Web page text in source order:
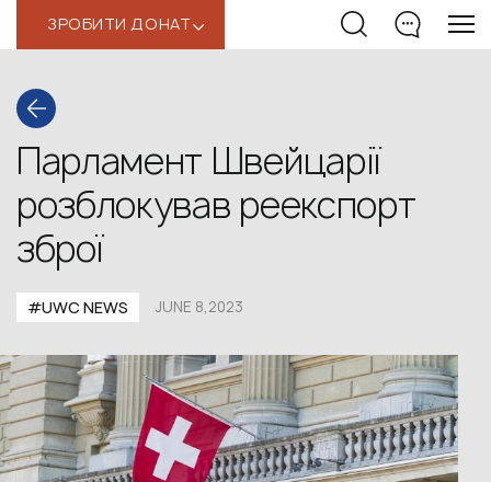
ЗРОБИТИ ДОНАТ‹
Парламент Швейцарії
розблокував реекспорт
зброї
#UWС NEWS JUNE 8,2023